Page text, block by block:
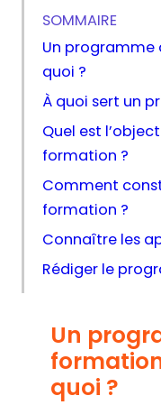
SOMMAIRE
Un programme
quoi ?
À quoi sert un
Quel est
formation ?
Comment
formation ?
Connaître les
Rédiger le
Un
quoi ?